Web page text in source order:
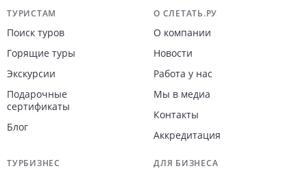
Навигация по сайту
ТУРИСТАМ
Поиск туров
Горящие туры
Экскурсии
Подарочные
сертификаты
Блог
О СЛЕТАТЬ.РУ
О компании
Новости
Работа у нас
Мы в медиа
Контакты
Аккредитация
ТУРБИЗНЕС ДЛЯ БИЗНЕСА